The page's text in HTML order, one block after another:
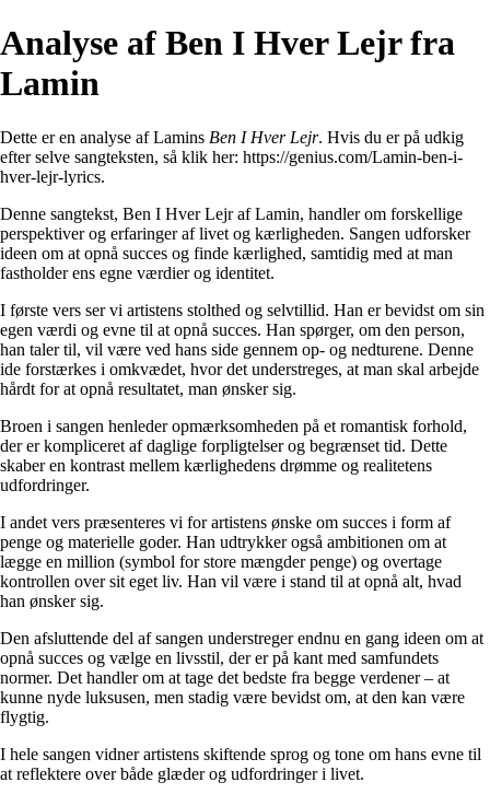
Analyse af Ben I Hver Lejr fra
Lamin
Dette er en analyse af Lamins Ben I Hver Lejr. Hvis du er på udkig
efter selve sangteksten, så klik her: https://genius.com/Lamin-ben-i-
hver-lejr-lyrics.
Denne sangtekst, Ben I Hver Lejr af Lamin, handler om forskellige
perspektiver og erfaringer af livet og kærligheden. Sangen udforsker
ideen om at opnå succes og finde kærlighed, samtidig med at man
fastholder ens egne værdier og identitet.
I første vers ser vi artistens stolthed og selvtillid. Han er bevidst om sin
egen værdi og evne til at opnå succes. Han spørger, om den person,
han taler til, vil være ved hans side gennem op- og nedturene. Denne
ide forstærkes i omkvædet, hvor det understreges, at man skal arbejde
hårdt for at opnå resultatet, man ønsker sig.
Broen i sangen henleder opmærksomheden på et romantisk forhold,
der er kompliceret af daglige forpligtelser og begrænset tid. Dette
skaber en kontrast mellem kærlighedens drømme og realitetens
udfordringer.
I andet vers præsenteres vi for artistens ønske om succes i form af
penge og materielle goder. Han udtrykker også ambitionen om at
lægge en million (symbol for store mængder penge) og overtage
kontrollen over sit eget liv. Han vil være i stand til at opnå alt, hvad
han ønsker sig.
Den afsluttende del af sangen understreger endnu en gang ideen om at
opnå succes og vælge en livsstil, der er på kant med samfundets
normer. Det handler om at tage det bedste fra begge verdener – at
kunne nyde luksusen, men stadig være bevidst om, at den kan være
flygtig.
I hele sangen vidner artistens skiftende sprog og tone om hans evne til
at reflektere over både glæder og udfordringer i livet.